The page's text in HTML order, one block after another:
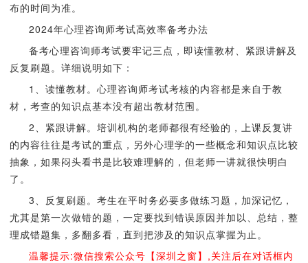
布的时间为准。
2024年心理咨询师考试高效率备考办法
备考心理咨询师考试要牢记三点，即读懂教材、紧跟讲解及
反复刷题。详细说明如下：
1、读懂教材。心理咨询师考试考核的内容都是来自于教
材，考查的知识点基本没有超出教材范围。
2、紧跟讲解。培训机构的老师都很有经验的，上课反复讲
的内容往往是考试的重点，另外心理学的一些概念和知识点比较
抽象，如果闷头看书是比较难理解的，但老师一讲就很快明白
了。
3、反复刷题。考生在平时务必要多做练习题，加深记忆，
尤其是第一次做错的题，一定要找到错误原因并加以、总结，整
理成错题集，多翻多看，直到把涉及的知识点掌握为止。
温馨提示:微信搜索公众号【深圳之窗】,关注后在对话框内